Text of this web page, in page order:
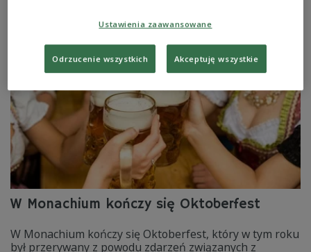
W Monachium kończy się Oktoberfest
W Monachium kończy się Oktoberfest, który w tym roku
był przerywany z powodu zdarzeń związanych z
Ustawienia zaawansowane
Odrzucenie wszystkich Akceptuję wszystkie